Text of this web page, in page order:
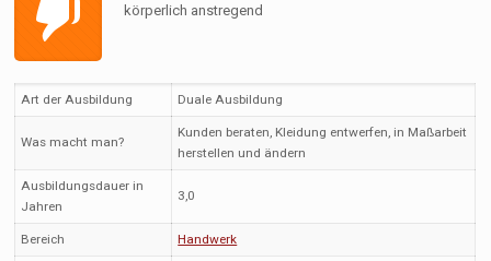
körperlich anstregend
Art der Ausbildung Duale Ausbildung
Was macht man?
Kunden beraten, Kleidung entwerfen, in Maßarbeit
herstellen und ändern
Ausbildungsdauer in
Jahren
3,0
Bereich Handwerk